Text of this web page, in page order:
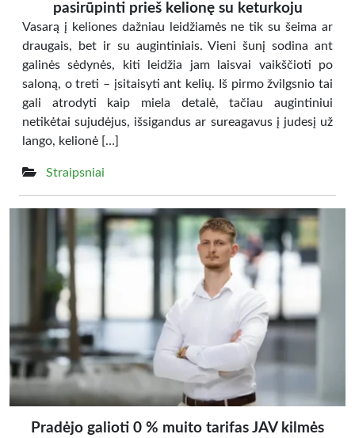
pasirūpinti prieš kelionę su keturkoju
Vasarą į keliones dažniau leidžiamės ne tik su šeima ar
draugais, bet ir su augintiniais. Vieni šunį sodina ant
galinės sėdynės, kiti leidžia jam laisvai vaikščioti po
saloną, o treti – įsitaisyti ant kelių. Iš pirmo žvilgsnio tai
gali atrodyti kaip miela detalė, tačiau augintiniui
netikėtai sujudėjus, išsigandus ar sureagavus į judesį už
lango, kelionė […]
Straipsniai
Pradėjo galioti 0 % muito tarifas JAV kilmės